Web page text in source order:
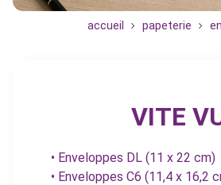
accueil papeterie
VITE
• Enveloppes DL (11 x 22 cm)
• Enveloppes C6 (11,4 x 16,2